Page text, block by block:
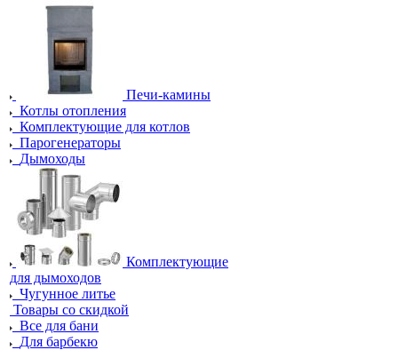
Печи-камины
Котлы отопления
Комплектующие для котлов
Парогенераторы
Дымоходы
Комплектующие
для дымоходов
Чугунное литье
Товары со скидкой
Все для бани
Для барбекю